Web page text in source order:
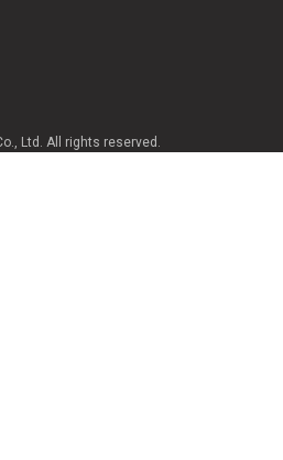
Ltd. All rights reserved.